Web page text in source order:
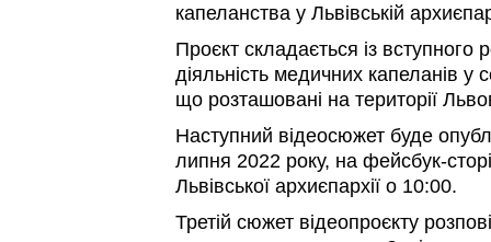
капеланства у Львівській
Проєкт складається із вступного
діяльність медичних капеланів
що розташовані на території
Наступний відеосюжет буде
липня 2022 року, на фейсбук-
Львівської архиєпархії о 10:00.
Третій сюжет відеопроєкту